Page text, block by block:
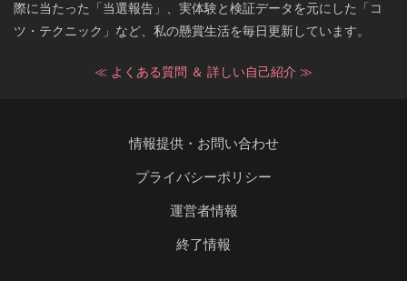
際に当たった「当選報告」、実体験と検証データを元にした「コ
ツ・テクニック」など、私の懸賞生活を毎日更新しています。
≪ よくある質問 ＆ 詳しい自己紹介 ≫
情報提供・お問い合わせ
プライバシーポリシー
運営者情報
終了情報